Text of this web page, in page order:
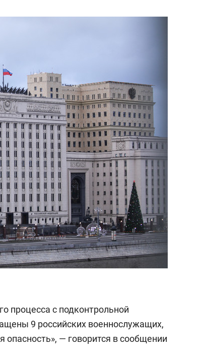
процесса с подконтрольной
9 российских военнослужащих,
опасность», — говорится в сообщении
и физическим
как основа
команд
в Менделеевске прошла
«Гонка Героев»